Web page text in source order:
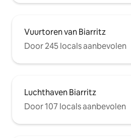
Vuurtoren van Biarritz
Door 245 locals aanbevolen
Luchthaven Biarritz
Door 107 locals aanbevolen